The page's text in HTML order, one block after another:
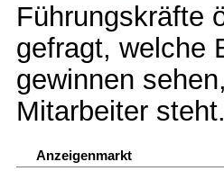
Führungskräfte
gefragt, welche
gewinnen
Mitarbeiter steht.
Anzeigenmarkt